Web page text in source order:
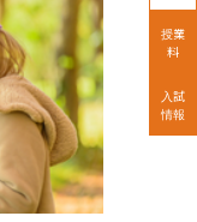
授業
料
入試
情報